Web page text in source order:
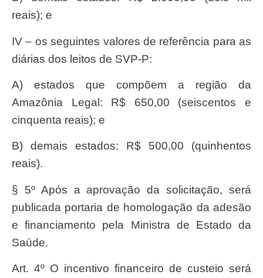
reais); e
IV – os seguintes valores de referência para as
diárias dos leitos de SVP-P:
a) estados que compõem a região da
Amazônia Legal: R$ 650,00 (seiscentos e
cinquenta reais); e
b) demais estados: R$ 500,00 (quinhentos
reais).
§ 5º Após a aprovação da solicitação, será
publicada portaria de homologação da adesão
e financiamento pela Ministra de Estado da
Saúde.
Art. 4º O incentivo financeiro de custeio será